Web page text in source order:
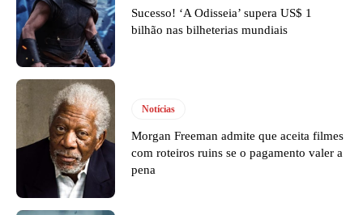
Sucesso! ‘A Odisseia’ supera US$ 1
bilhão nas bilheterias mundiais
Notícias
Morgan Freeman admite que aceita filmes
com roteiros ruins se o pagamento valer a
pena